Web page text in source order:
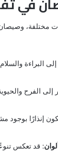
مختلفة،
البراءة
إلى الفرح
إنذارًا بوجود
: قد تعكس